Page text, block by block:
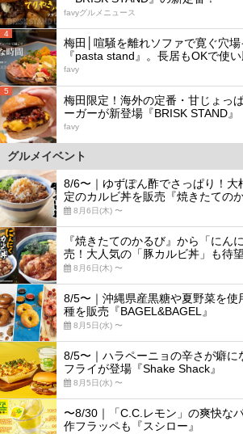
favyグルメニュース
4
梅田│喧騒を離れソファで寛ぐ穴
『pasta stand』。長居もOKで使
favy
5
梅田限定！海外の定番・甘じょっ
ーガーが新登場『BRISK STAND』
favy
グルメイベント
8/6〜｜ゆずぽん酢でさっぱり！大
定のカルビ丼を販売『焼きたてのか
8月6日(木) 〜
『焼きたてのかるび』から「にん
売！大人気の「豚カルビ丼」も待
8月6日(木) 〜
8/5〜｜沖縄県産黒糖や夏野菜を使
種を販売『BAGEL&BAGEL』
8月5日(水) 〜
8/5〜｜ハラペーニョの辛さが癖に
フライが登場『Shake Shack』
8月5日(水) 〜
〜8/30｜「C.C.レモン」の爽快な
作フラッペも『スシロー』